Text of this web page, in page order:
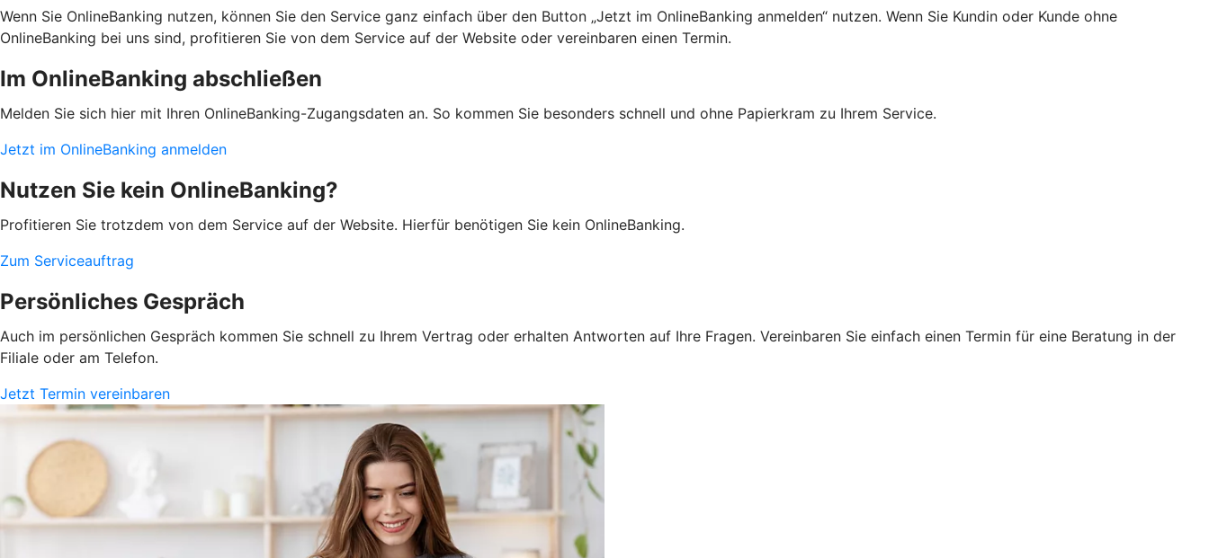
Wenn Sie OnlineBanking nutzen, können Sie den Service ganz einfach über den Button „Jetzt im OnlineBanking anmelden“ nutzen. Wenn Sie Kundin oder Kunde ohne
OnlineBanking bei uns sind, profitieren Sie von dem Service auf der Website oder vereinbaren einen Termin.
Im OnlineBanking abschließen
Melden Sie sich hier mit Ihren OnlineBanking-Zugangsdaten an. So kommen Sie besonders schnell und ohne Papierkram zu Ihrem Service.
Jetzt im OnlineBanking anmelden
Nutzen Sie kein OnlineBanking?
Profitieren Sie trotzdem von dem Service auf der Website. Hierfür benötigen Sie kein OnlineBanking.
Zum Serviceauftrag
Persönliches Gespräch
Auch im persönlichen Gespräch kommen Sie schnell zu Ihrem Vertrag oder erhalten Antworten auf Ihre Fragen. Vereinbaren Sie einfach einen Termin für eine Beratung in der
Filiale oder am Telefon.
Jetzt Termin vereinbaren